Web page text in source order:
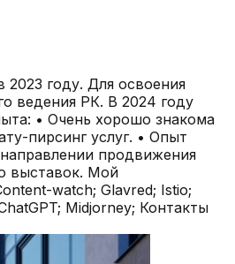
году. Для освоения
ведения РК. В 2024 году
• Очень хорошо знакома
пирсинг услуг. • Опыт
продвижения
выставок. Мой
watch; Glavred; Istio;
Midjorney; Контакты